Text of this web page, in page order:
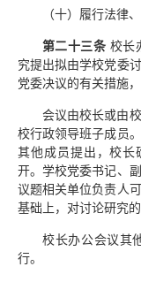
（十）履行法律
第二十三条 校长
究提出拟由学校党委
党委决议的有关措施
会议由校长或由
校行政领导班子成员
其他成员提出，校长
开。学校党委书记、
议题相关单位负责人
基础上，对讨论研究的
校长办公会议其
行。